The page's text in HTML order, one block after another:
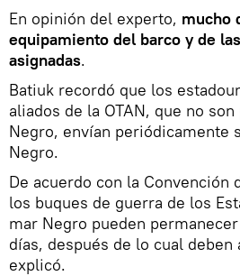
En opinión del experto, mucho
equipamiento del barco y de
asignadas.
Batiuk recordó que los
aliados de la OTAN, que no
Negro, envían periódicamente
Negro.
De acuerdo con la Convención
los buques de guerra de los
mar Negro pueden
días, después de lo cual deben
explicó.